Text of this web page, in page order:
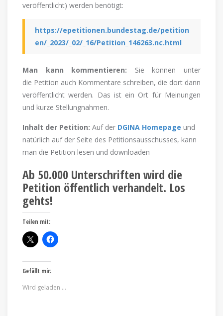
veröffentlicht) werden benötigt:
https://epetitionen.bundestag.de/petition
en/_2023/_02/_16/Petition_146263.nc.html
Man kann kommentieren: Sie können unter
die Petition auch Kommentare schreiben, die dort dann
veröffentlicht werden. Das ist ein Ort für Meinungen
und kurze Stellungnahmen.
Inhalt der Petition: Auf der DGINA Homepage und
natürlich auf der Seite des Petitionsausschusses, kann
man die Petition lesen und downloaden
Ab 50.000 Unterschriften wird die
Petition öffentlich verhandelt. Los
gehts!
Teilen mit:
Gefällt mir:
Wird geladen …